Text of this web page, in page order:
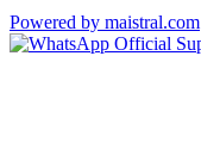
Powered by maistral.com